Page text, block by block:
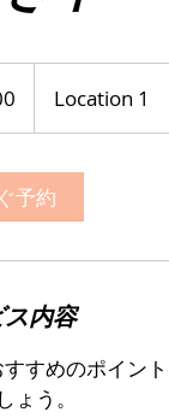
Location 1
予約
ス内容
すめのポイン
ょう。